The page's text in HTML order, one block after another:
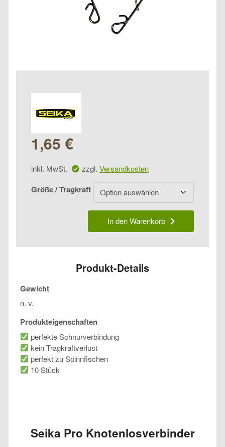
Seika Pro Knotenlosverbinder
1,65 €
inkl. MwSt. zzgl. Versandkosten
Größe / Tragkraft
Knotenlosverbinder
Menge
In den Warenkorb
Produkt-Details
Gewicht
n. v.
Produkteigenschaften
perfekte Schnurverbindung
kein Tragkraftverlust
perfekt zu Spinnfischen
10 Stück